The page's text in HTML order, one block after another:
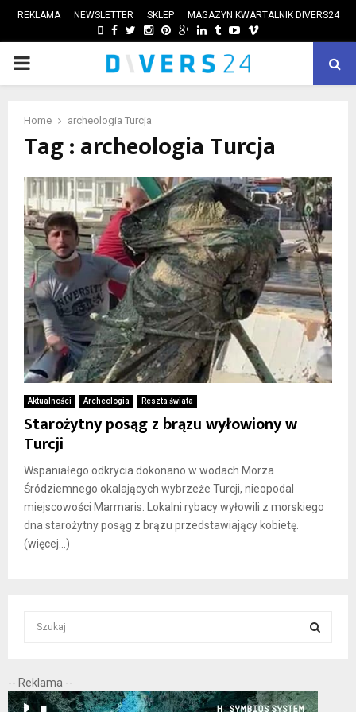
REKLAMA NEWSLETTER SKLEP MAGAZYN KWARTALNIK DIVERS24
FACEBOOK
TWITTER
INSTAGRAM
PINTEREST
GOOGLE
LINKEDIN
TUMBLRYOUTUBE
VIMEO
PRIMARY
Home archeologia Turcja
Tag : archeologia Turcja
Aktualności Archeologia Reszta świata
Starożytny posąg z brązu wyłowiony w
Turcji
Wspaniałego odkrycia dokonano w wodach Morza
Śródziemnego okalających wybrzeże Turcji, nieopodal
miejscowości Marmaris. Lokalni rybacy wyłowili z morskiego
dna starożytny posąg z brązu przedstawiający kobietę.
(więcej…)
c
h
E
-- Reklama --